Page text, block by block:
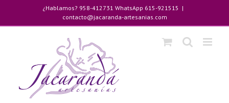
contenido
¿Hablamos? 958-412731 WhatsApp 615-921515 |
contacto@jacaranda-artesanias.com